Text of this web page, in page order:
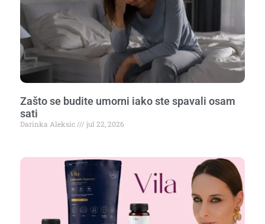
Zašto se budite umorni iako ste spavali osam
sati
Darinka Aleksic jul 22, 2026